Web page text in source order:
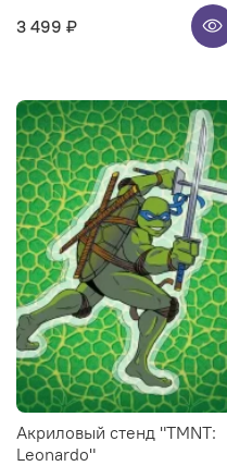
3 499 ₽
Акриловый стенд "TMNT:
Leonardo"